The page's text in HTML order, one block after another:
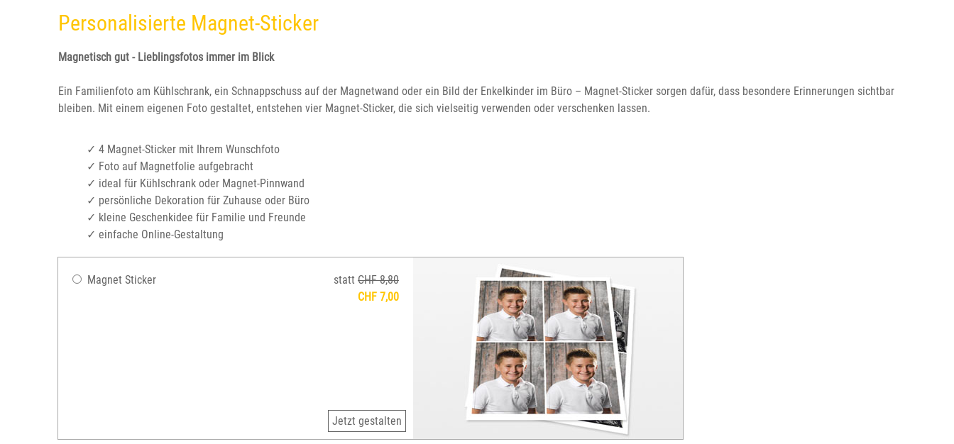
Personalisierte Magnet-Sticker
Magnetisch gut - Lieblingsfotos immer im Blick
Ein Familienfoto am Kühlschrank, ein Schnappschuss auf der Magnetwand oder ein Bild der Enkelkinder im Büro – Magnet-Sticker sorgen dafür, dass besondere Erinnerungen sichtbar
bleiben. Mit einem eigenen Foto gestaltet, entstehen vier Magnet-Sticker, die sich vielseitig verwenden oder verschenken lassen.
✓ 4 Magnet-Sticker mit Ihrem Wunschfoto
✓ Foto auf Magnetfolie aufgebracht
✓ ideal für Kühlschrank oder Magnet-Pinnwand
✓ persönliche Dekoration für Zuhause oder Büro
✓ kleine Geschenkidee für Familie und Freunde
✓ einfache Online-Gestaltung
Magnet Sticker statt CHF 8,80
CHF 7,00
Jetzt gestalten